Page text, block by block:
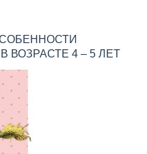
ВОЗРАСТЕ 4 – 5 ЛЕТ